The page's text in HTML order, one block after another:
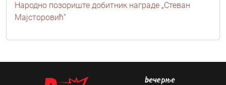
Народно позориште добитник награде „Стеван
Мајсторовић”